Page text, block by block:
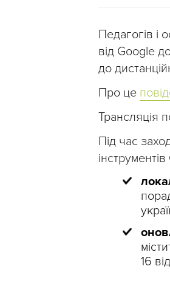
Педагогів і
від Google
до
Про це
Трансляція
Під час
16